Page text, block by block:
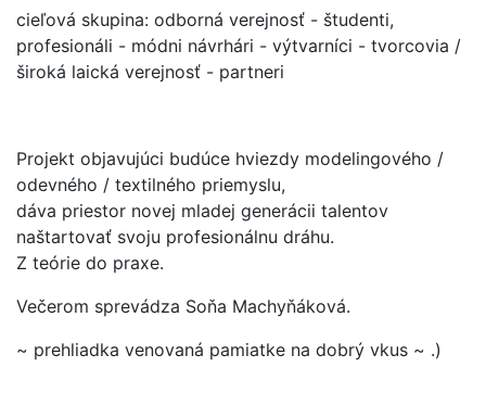
cieľová skupina: odborná verejnosť - študenti,
profesionáli - módni návrhári - výtvarníci - tvorcovia /
široká laická verejnosť - partneri
Projekt objavujúci budúce hviezdy modelingového /
odevného / textilného priemyslu,
dáva priestor novej mladej generácii talentov
naštartovať svoju profesionálnu dráhu.
Z teórie do praxe.
Večerom sprevádza Soňa Machyňáková.
~ prehliadka venovaná pamiatke na dobrý vkus ~ .)